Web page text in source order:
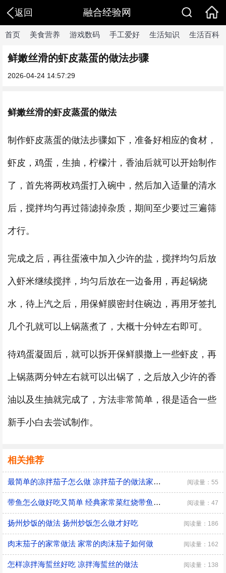
返回 融合经验网
首页 美食营养 游戏数码 手工爱好 生活知识 生活百科
鲜嫩丝滑的虾皮蒸蛋的做法步骤
2026-04-24 14:57:29
鲜嫩丝滑的虾皮蒸蛋的做法
制作虾皮蒸蛋的做法步骤如下，准备好相应的食材，
虾皮，鸡蛋，生抽，柠檬汁，香油后就可以开始制作
了，首先将两枚鸡蛋打入碗中，然后加入适量的清水
后，搅拌均匀再过筛滤掉杂质，期间至少要过三遍筛
才行。
完成之后，再往蛋液中加入少许的盐，搅拌均匀后放
入虾米继续搅拌，均匀后放在一边备用，再起锅烧
水，待上汽之后，用保鲜膜密封住碗边，再用牙签扎
几个孔就可以上锅蒸煮了，大概十分钟左右即可。
待鸡蛋凝固后，就可以拆开保鲜膜撒上一些虾皮，再
上锅蒸两分钟左右就可以出锅了，之后放入少许的香
油以及生抽就完成了，方法非常简单，很是适合一些
新手小白去尝试制作。
相关推荐
最简单的凉拌茄子怎么做 凉拌茄子的做法家常窍门 阅读量：55
带鱼怎么做好吃又简单 经典家常菜红烧带鱼的做法 阅读量：47
扬州炒饭的做法 扬州炒饭怎么做才好吃 阅读量：186
肉末茄子的家常做法 家常的肉沫茄子如何做 阅读量：162
怎样凉拌海蜇丝好吃 凉拌海蜇丝的做法 阅读量：138